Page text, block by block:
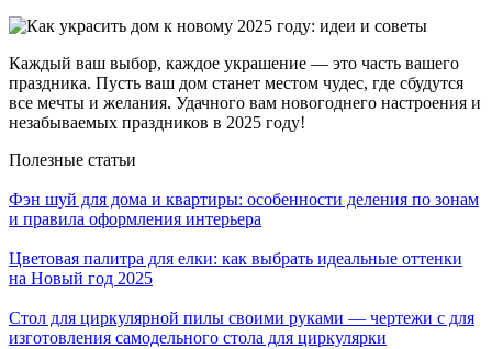
Каждый ваш выбор, каждое украшение — это часть вашего
праздника. Пусть ваш дом станет местом чудес, где сбудутся
все мечты и желания. Удачного вам новогоднего настроения и
незабываемых праздников в 2025 году!
Полезные статьи
Фэн шуй для дома и квартиры: особенности деления по зонам
и правила оформления интерьера
Цветовая палитра для елки: как выбрать идеальные оттенки
на Новый год 2025
Стол для циркулярной пилы своими руками — чертежи с для
изготовления самодельного стола для циркулярки